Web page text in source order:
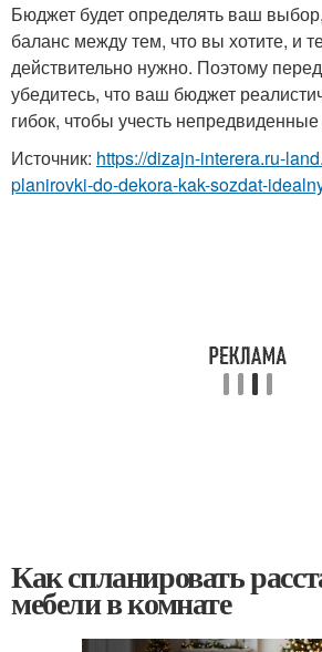
Бюджет будет определять ваш
баланс между тем, что вы хотите, и
действительно нужно. Поэтому
убедитесь, что ваш бюджет
гибок, чтобы учесть
Источник: https://dizajn-interera.ru-
planirovki-do-dekora-kak-sozdat-
Как спланировать
мебели в комнате